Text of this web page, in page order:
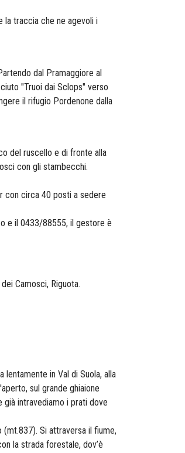
la traccia che ne agevoli i
dal Pramaggiore al
"Truoi dai Sclops" verso
il rifugio Pordenone dalla
del ruscello e di fronte alla
con gli stambecchi.
con circa 40 posti a sedere
e il 0433/88555, il gestore è
Camosci, Riguota.
in Val di Suola, alla
sul grande ghiaione
intravediamo i prati dove
(mt.837). Si attraversa il fiume,
la strada forestale, dov’è